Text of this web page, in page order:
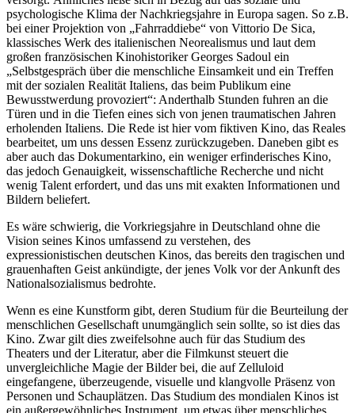
psychologische Klima der Nachkriegsjahre in Europa sagen. So z.B.
bei einer Projektion von „Fahrraddiebe“ von Vittorio De Sica,
klassisches Werk des italienischen Neorealismus und laut dem
großen französischen Kinohistoriker Georges Sadoul ein
„Selbstgespräch über die menschliche Einsamkeit und ein Treffen
mit der sozialen Realität Italiens, das beim Publikum eine
Bewusstwerdung provoziert“: Anderthalb Stunden fuhren an die
Türen und in die Tiefen eines sich von jenen traumatischen Jahren
erholenden Italiens. Die Rede ist hier vom fiktiven Kino, das Reales
bearbeitet, um uns dessen Essenz zurückzugeben. Daneben gibt es
aber auch das Dokumentarkino, ein weniger erfinderisches Kino,
das jedoch Genauigkeit, wissenschaftliche Recherche und nicht
wenig Talent erfordert, und das uns mit exakten Informationen und
Bildern beliefert.
Es wäre schwierig, die Vorkriegsjahre in Deutschland ohne die
Vision seines Kinos umfassend zu verstehen, des
expressionistischen deutschen Kinos, das bereits den tragischen und
grauenhaften Geist ankündigte, der jenes Volk vor der Ankunft des
Nationalsozialismus bedrohte.
Wenn es eine Kunstform gibt, deren Studium für die Beurteilung der
menschlichen Gesellschaft unumgänglich sein sollte, so ist dies das
Kino. Zwar gilt dies zweifelsohne auch für das Studium des
Theaters und der Literatur, aber die Filmkunst steuert die
unvergleichliche Magie der Bilder bei, die auf Zelluloid
eingefangene, überzeugende, visuelle und klangvolle Präsenz von
Personen und Schauplätzen. Das Studium des mondialen Kinos ist
ein außergewöhnliches Instrument, um etwas über menschliches